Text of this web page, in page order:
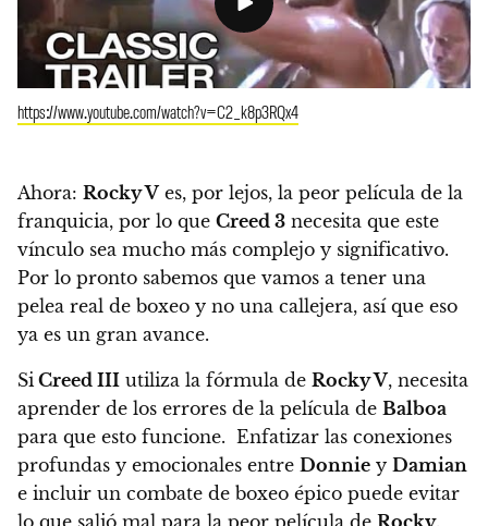
https://www.youtube.com/watch?v=C2_k8p3RQx4
Ahora: Rocky Ves, por lejos, la peor película de la
franquicia, por lo que Creed 3 necesita que este
vínculo sea mucho más complejo y significativo.
Por lo pronto sabemos que vamos a tener una
pelea real de boxeo y no una callejera, así que eso
ya es un gran avance.
SiCreed III utiliza la fórmula de Rocky V, necesita
aprender de los errores de la película de Balboa
para que esto funcione. Enfatizar las conexiones
profundas y emocionales entre Donnie y Damian
e incluir un combate de boxeo épico puede evitar